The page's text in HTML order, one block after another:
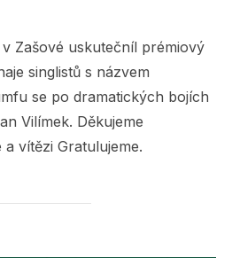
Zašové uskutečníl prémiový
singlistů s názvem
se po dramatických bojích
Vilímek. Děkujeme
vítězi Gratulujeme.